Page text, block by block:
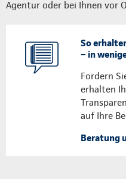
Agentur oder bei Ihnen vor
So
– in
Fordern
erhalten
auf Ihre
Beratung